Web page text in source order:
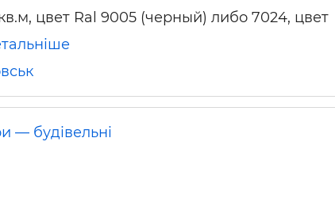
цвет Ral 9005 (черный) либо 7024, цвет
— будівельні